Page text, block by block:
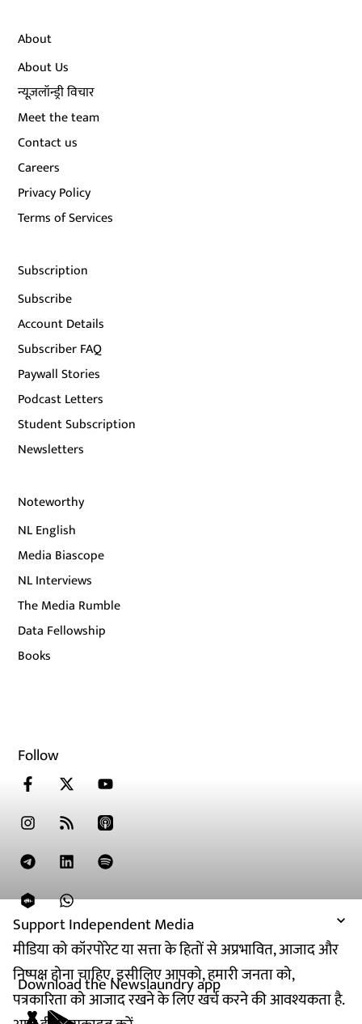
Support Independent Media
मीडिया को कॉरपोरेट या सत्ता के हितों से अप्रभावित, आजाद और
निष्पक्ष होना चाहिए. इसीलिए आपको, हमारी जनता को,
पत्रकारिता को आजाद रखने के लिए खर्च करने की आवश्यकता है.
About
About Us
न्यूज़लॉन्ड्री विचार
Meet the team
Contact us
Careers
Privacy Policy
Terms of Services
Subscription
Subscribe
Account Details
Subscriber FAQ
Paywall Stories
Podcast Letters
Student Subscription
Newsletters
Noteworthy
NL English
Media Biascope
NL Interviews
The Media Rumble
Data Fellowship
Books
Follow
Download the Newslaundry app